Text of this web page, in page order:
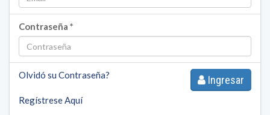
Contraseña *
Olvidó su Contraseña?
Regístrese Aquí
Ingresar